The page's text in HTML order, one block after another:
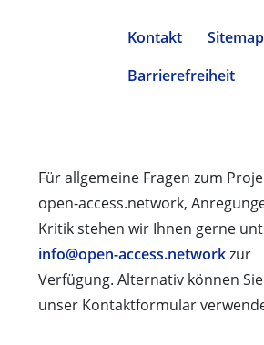
Kontakt Sitemap
Barrierefreiheit
Für allgemeine Fragen zum
open-access.network,
Kritik stehen wir Ihnen gerne
info@open-access.networkzur
Verfügung. Alternativ können
unser Kontaktformular